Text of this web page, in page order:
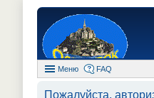
Меню FAQ
Пожалуйста,